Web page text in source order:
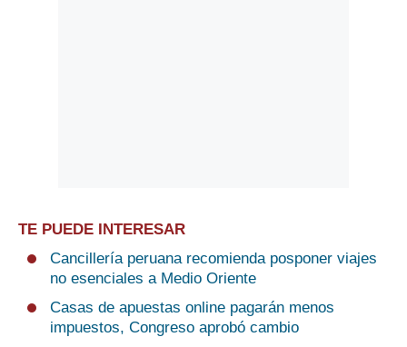
TE PUEDE INTERESAR
Cancillería peruana recomienda posponer viajes
no esenciales a Medio Oriente
Casas de apuestas online pagarán menos
impuestos, Congreso aprobó cambio